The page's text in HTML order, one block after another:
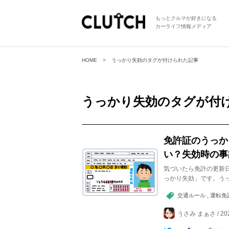
もっとクルマが好きになる
カーライフ情報メディア
HOME うっかり失効のタグが付けられた記事
うっかり失効のタグが付
免許証のうっ
い？失効時の
気づいたら免許の更新
っかり失効」です。う
交通ルール , 運転免
うさみ まぁさ /